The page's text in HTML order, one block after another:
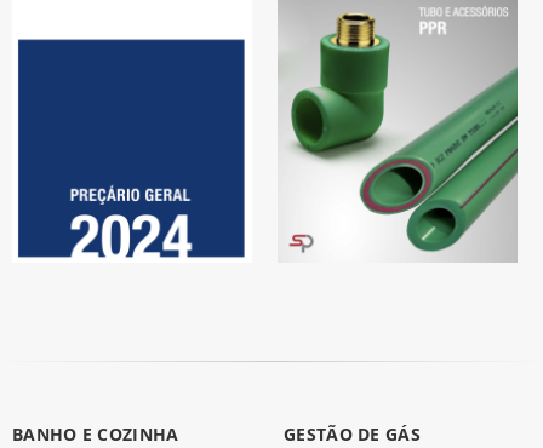
BANHO E COZINHA GESTÃO DE GÁS